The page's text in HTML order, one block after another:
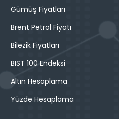
Gümüş Fiyatları
Brent Petrol Fiyatı
Bilezik Fiyatları
BIST 100 Endeksi
Altın Hesaplama
Yüzde Hesaplama